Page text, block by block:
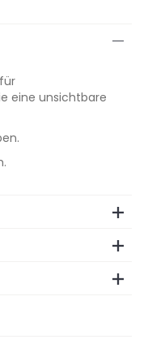
eine unsichtbare